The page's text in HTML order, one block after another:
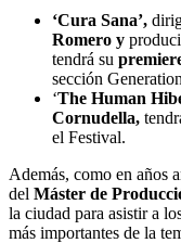
‘Cura Sana’,
Romero y
tendrá su
sección
‘The Human
Cornudella,
el Festival.
Además, como en años
del Máster de
la ciudad para asistir a
más importantes de la